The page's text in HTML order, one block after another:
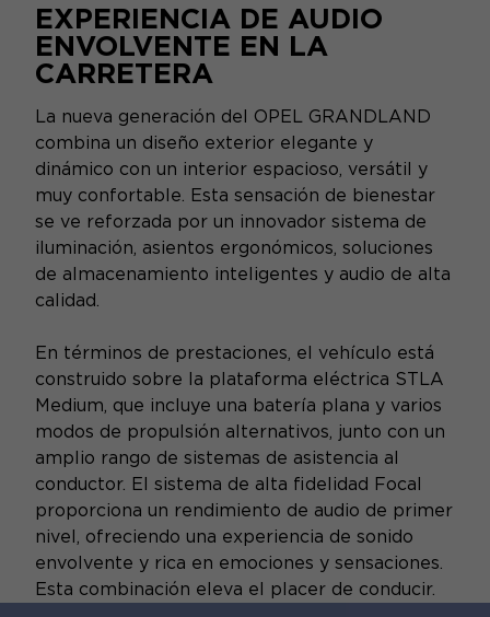
EXPERIENCIA DE AUDIO
ENVOLVENTE EN LA
CARRETERA
La nueva generación del OPEL GRANDLAND
combina un diseño exterior elegante y
dinámico con un interior espacioso, versátil y
muy confortable. Esta sensación de bienestar
se ve reforzada por un innovador sistema de
iluminación, asientos ergonómicos, soluciones
de almacenamiento inteligentes y audio de alta
calidad.
En términos de prestaciones, el vehículo está
construido sobre la plataforma eléctrica STLA
Medium, que incluye una batería plana y varios
modos de propulsión alternativos, junto con un
amplio rango de sistemas de asistencia al
conductor. El sistema de alta fidelidad Focal
proporciona un rendimiento de audio de primer
nivel, ofreciendo una experiencia de sonido
envolvente y rica en emociones y sensaciones.
Esta combinación eleva el placer de conducir.